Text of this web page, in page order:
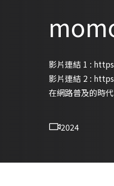
影片連結 1 :
影片連結 2 :
在網路普及的時
2024